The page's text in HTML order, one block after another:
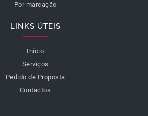
Por marcação
LINKS ÚTEIS
Início
Serviços
Pedido de Proposta
Contactos